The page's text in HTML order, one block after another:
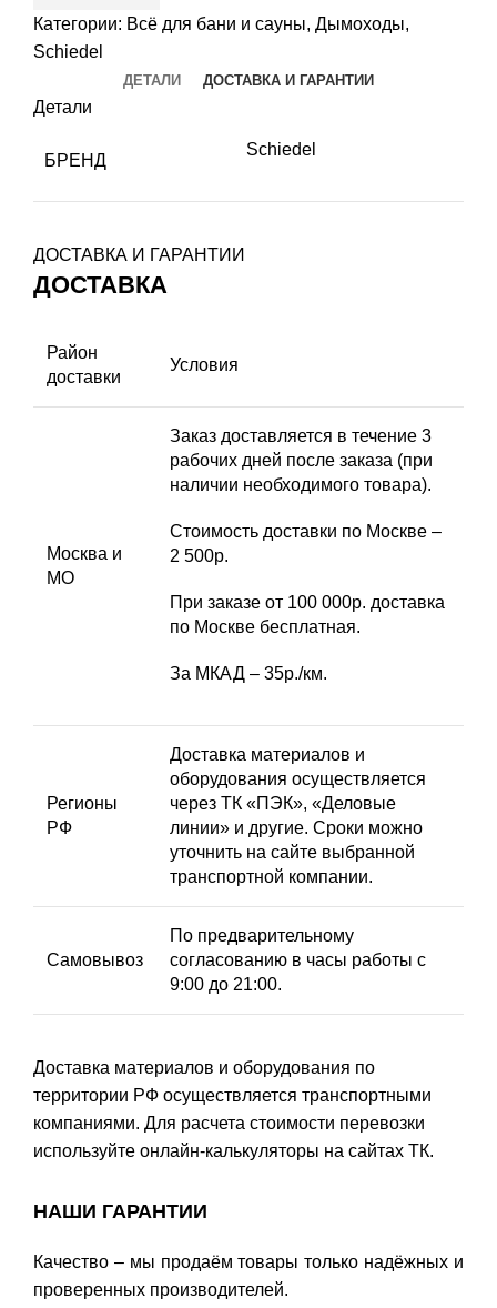
Категории: Всё для бани и сауны, Дымоходы,
Schiedel
ДЕТАЛИ ДОСТАВКА И ГАРАНТИИ
Детали
БРЕНД
Schiedel
ДОСТАВКА И ГАРАНТИИ
ДОСТАВКА
Район
доставки
Условия
Москва и
МО
Заказ доставляется в течение 3
рабочих дней после заказа (при
наличии необходимого товара).
Стоимость доставки по Москве –
2 500р.
При заказе от 100 000р. доставка
по Москве бесплатная.
За МКАД – 35р./км.
Регионы
РФ
Доставка материалов и
оборудования осуществляется
через ТК «ПЭК», «Деловые
линии» и другие. Сроки можно
уточнить на сайте выбранной
транспортной компании.
Самовывоз
По предварительному
согласованию в часы работы с
9:00 до 21:00.
Доставка материалов и оборудования по
территории РФ осуществляется транспортными
компаниями. Для расчета стоимости перевозки
используйте онлайн-калькуляторы на сайтах ТК.
НАШИ ГАРАНТИИ
Качество – мы продаём товары только надёжных и
проверенных производителей.